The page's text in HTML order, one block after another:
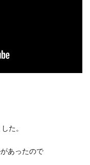
た。
あったので